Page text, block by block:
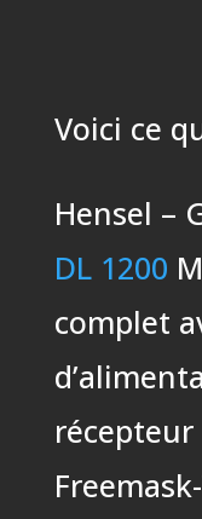
Voici ce
Hensel –
DL 1200
complet
récepteur